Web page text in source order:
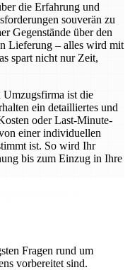
die Erfahrung und
souverän zu
Gegenstände über den
Lieferung – alles wird mit
spart nicht nur Zeit,
Umzugsfirma ist die
ein detailliertes und
oder Last-Minute-
einer individuellen
ist. So wird Ihr
bis zum Einzug in Ihre
Fragen rund um
vorbereitet sind.